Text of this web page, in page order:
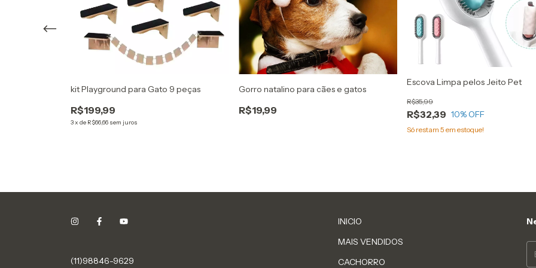
kit Playground para Gato 9 peças
R$199,99
3x de R$66,66 sem juros
Gorro natalino para cães e gatos
R$19,99
Escova Limpa pelos Jeito Pet
R$32,39
R$35,99
10% OFF
Só restam 5 em estoque!
(11)98846-9629
INICIO
MAIS VENDIDOS
CACHORRO